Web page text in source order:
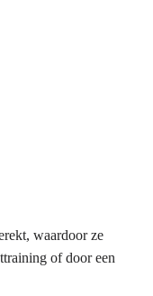
waardoor ze
of door een